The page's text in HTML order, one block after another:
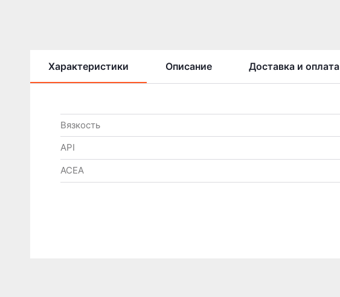
Характеристики Описание Доставка и оплата
Вязкость
API
ACEA